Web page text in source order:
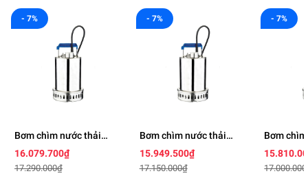
- 7%
Bơm chìm nước thải
BEST 5
16.079.700₫
17.290.000₫
- 7%
Bơm chìm nước thải
BEST 4
15.949.500₫
17.150.000₫
- 7%
Bơm
BEST 3